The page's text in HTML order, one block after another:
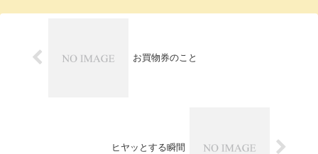
お買物券のこと
ヒヤッとする瞬間